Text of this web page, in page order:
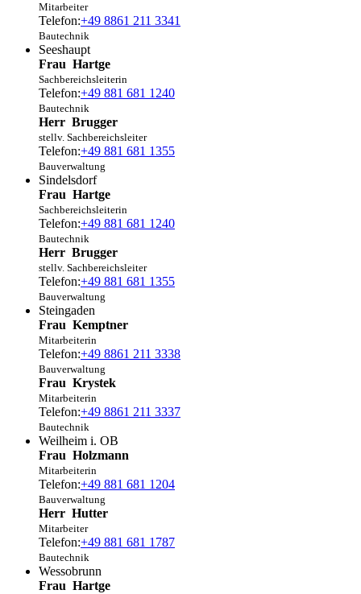
Mitarbeiter
Telefon:+49 8861 211 3341
Bautechnik
Seeshaupt
Frau Hartge
Sachbereichsleiterin
Telefon:+49 881 681 1240
Bautechnik
Herr Brugger
stellv. Sachbereichsleiter
Telefon:+49 881 681 1355
Bauverwaltung
Sindelsdorf
Frau Hartge
Sachbereichsleiterin
Telefon:+49 881 681 1240
Bautechnik
Herr Brugger
stellv. Sachbereichsleiter
Telefon:+49 881 681 1355
Bauverwaltung
Steingaden
Frau Kemptner
Mitarbeiterin
Telefon:+49 8861 211 3338
Bauverwaltung
Frau Krystek
Mitarbeiterin
Telefon:+49 8861 211 3337
Bautechnik
Weilheim i. OB
Frau Holzmann
Mitarbeiterin
Telefon:+49 881 681 1204
Bauverwaltung
Herr Hutter
Mitarbeiter
Telefon:+49 881 681 1787
Bautechnik
Wessobrunn
Frau Hartge